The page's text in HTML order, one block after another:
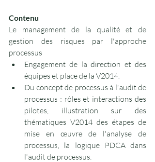
Contenu
Le management de la qualité et de
gestion des risques par l'approche
processus
Engagement de la direction et des
équipes et place de la V2014.
Du concept de processus à l'audit de
processus : rôles et interactions des
pilotes, illustration sur des
thématiques V2014 des étapes de
mise en œuvre de l'analyse de
processus, la logique PDCA dans
l'audit de processus.